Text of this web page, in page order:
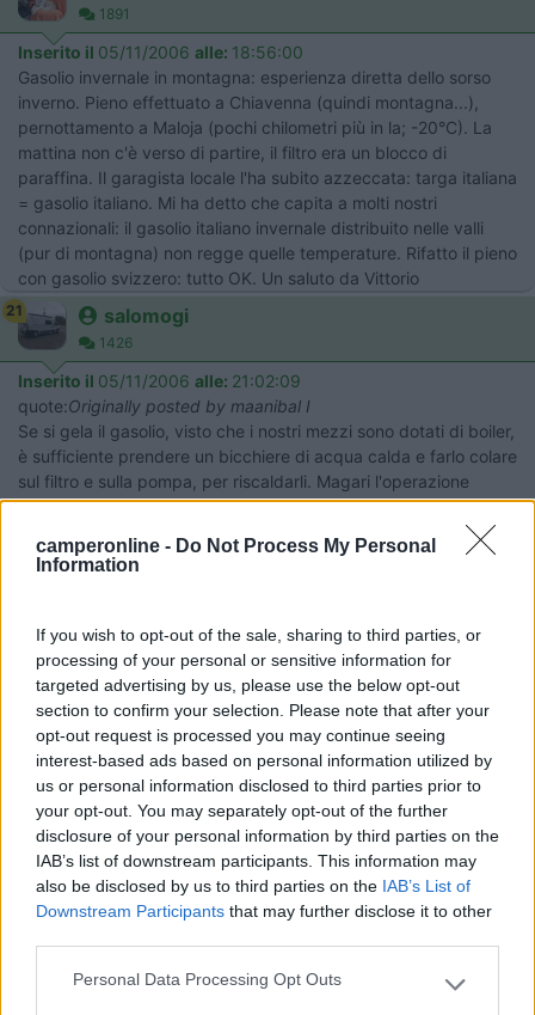
camperonline - Do Not Process My Personal
Information
If you wish to opt-out of the sale, sharing to third parties, or
processing of your personal or sensitive information for
targeted advertising by us, please use the below opt-out
section to confirm your selection. Please note that after your
opt-out request is processed you may continue seeing
interest-based ads based on personal information utilized by
us or personal information disclosed to third parties prior to
your opt-out. You may separately opt-out of the further
disclosure of your personal information by third parties on the
IAB’s list of downstream participants. This information may
also be disclosed by us to third parties on the IAB’s List of
Downstream Participants that may further disclose it to other
Please note that this website/app uses one or more Google
Personal Data Processing Opt Outs
1891
Inserito il 05/11/2006 alle: 18:56:00
Gasolio invernale in montagna: esperienza diretta dello sorso
inverno. Pieno effettuato a Chiavenna (quindi montagna...),
pernottamento a Maloja (pochi chilometri più in la; -20°C). La
mattina non c'è verso di partire, il filtro era un blocco di
paraffina. Il garagista locale l'ha subito azzeccata: targa italiana
= gasolio italiano. Mi ha detto che capita a molti nostri
connazionali: il gasolio italiano invernale distribuito nelle valli
(pur di montagna) non regge quelle temperature. Rifatto il pieno
con gasolio svizzero: tutto OK. Un saluto da Vittorio
21 salomogi
1426
Inserito il 05/11/2006 alle: 21:02:09
quote:Originally posted by maanibal I
Se si gela il gasolio, visto che i nostri mezzi sono dotati di boiler,
è sufficiente prendere un bicchiere di acqua calda e farlo colare
sul filtro e sulla pompa, per riscaldarli. Magari l'operazione
dovrà essere ripetuta un paio di volte, ma poi il motore si
avvierà. E' comunque buona norma arrivare nelle zone montane
con poco gasolio e far rifornimento in loco oppure mettere,
> Ciao, io per scrupolo tengo due boulle (non so se si scrive
così) per l'acqua calda, una per la moglie e l'altra per il camper!!
[:D][:D][:D] Ciao Gigi
travel liner
2531
Inserito il 05/11/2006 alle:21:54:36
Io abito in Valle d'Aosta e con il gasolio messo qui non ho mai
avuto il benchè minimo problema nemmeno a -25... Ciao!
Yuma58-OLD
-
Originally posted by maanibal I